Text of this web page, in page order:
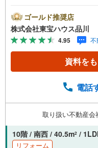
とも包み隠さずお
トを大切にしてい
報も含めて、一緒
しょう。まずはお
産キャンペーン
ボーナスライト
予約をする」ボ
スライトは出金と
のご請求はお気軽
時受け付けており
ゴールド推奨店
株式会社東宝ハウス品川
4.95 不
資料を
電話
取り扱い不動産会
10階 / 南西 / 40.5m2 /
リフォーム